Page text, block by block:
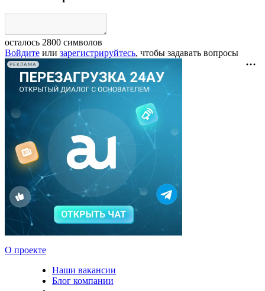
осталось 2800 символов
Войдите или зарегистрируйтесь, чтобы задавать вопросы
РЕКЛАМА
О проекте
Наши вакансии
Блог компании